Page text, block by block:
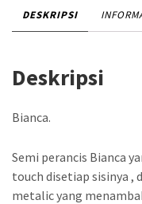
DESKRIPSI
Deskripsi
Bianca.
Semi perancis Bianca
touch disetiap sisinya ,
metalic yang